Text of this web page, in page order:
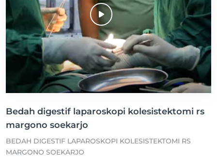
Bedah digestif laparoskopi kolesistektomi rs
margono soekarjo
BEDAH DIGESTIF LAPAROSKOPI KOLESISTEKTOMI RS
MARGONO SOEKARJO